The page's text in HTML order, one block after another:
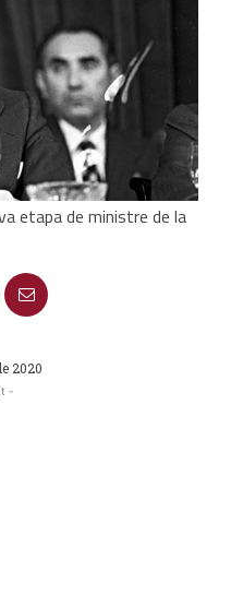
etapa de ministre de la
2020
-